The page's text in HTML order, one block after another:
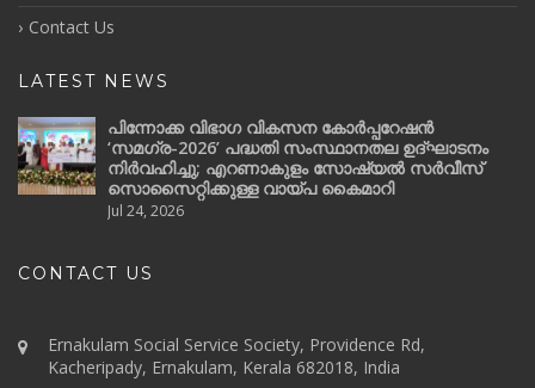
Contact Us
LATEST NEWS
പിന്നോക്ക വിഭാഗ വികസന കോർപ്പറേഷൻ
‘സമഗ്ര-2026’ പദ്ധതി സംസ്ഥാനതല ഉദ്ഘാടനം
നിർവഹിച്ചു; എറണാകുളം സോഷ്യൽ സർവീസ്
സൊസൈറ്റിക്കുള്ള വായ്പ കൈമാറി
Jul 24, 2026
CONTACT US
Ernakulam Social Service Society, Providence Rd,
Kacheripady, Ernakulam, Kerala 682018, India